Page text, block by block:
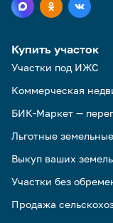
Купить участок
Участки под ИЖС
Коммерческая
БИК-Маркет —
Льготные
Выкуп ваших
Участки без
Продажа